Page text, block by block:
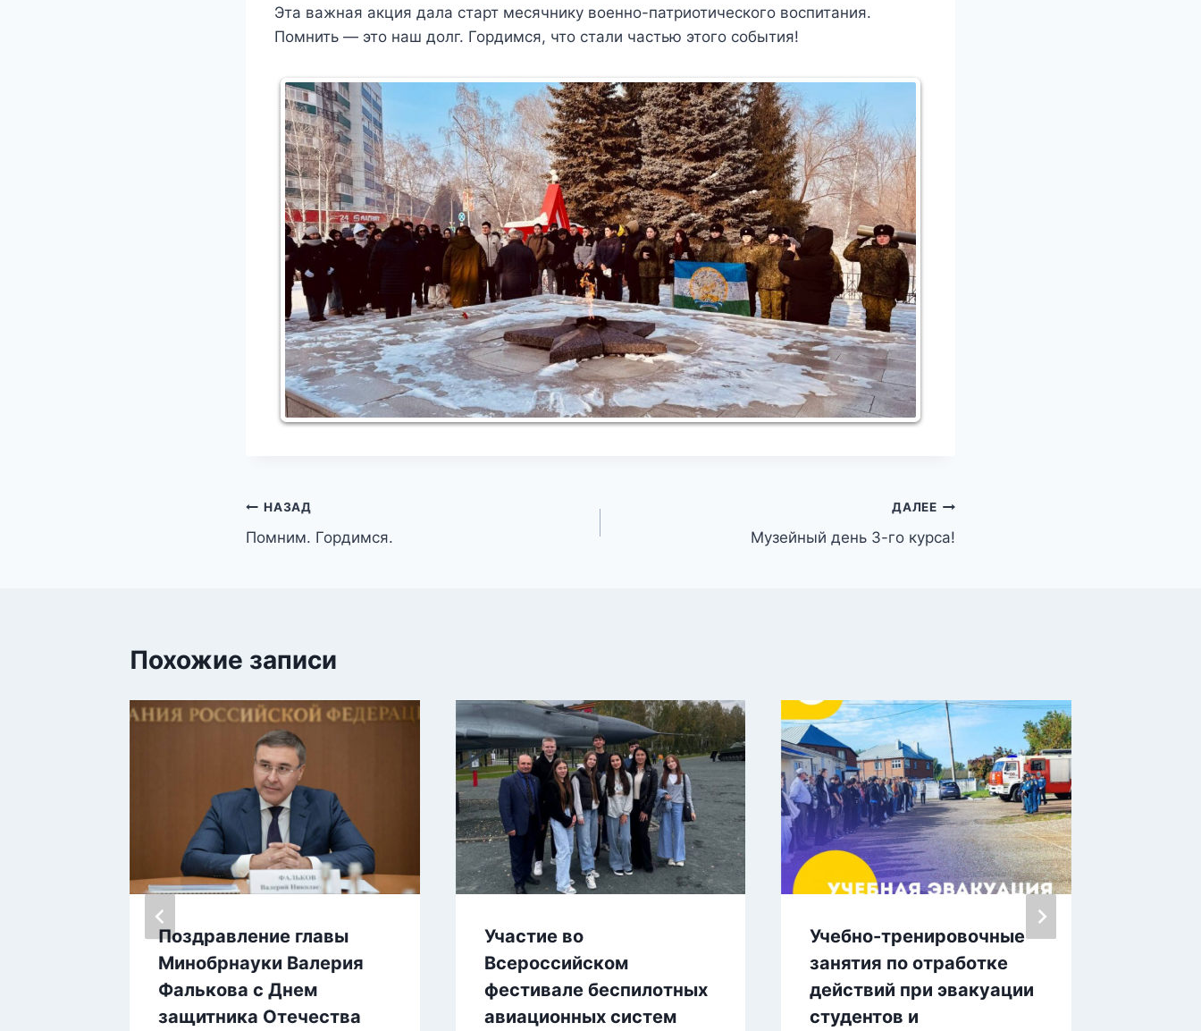
Эта важная акция дала старт месячнику военно-патриотического воспитания.
Помнить — это наш долг. Гордимся, что стали частью этого события!
Навигация
по
НАЗАД
Помним. Гордимся.
ДАЛЕЕ
Музейный день 3-го курса!
Похожие записи
Поздравление главы
Минобрнауки Валерия
Фалькова с Днем
защитника Отечества
Участие во
Всероссийском
фестивале беспилотных
авиационных систем
Учебно-тренировочные
занятия по отработке
действий при эвакуации
студентов и